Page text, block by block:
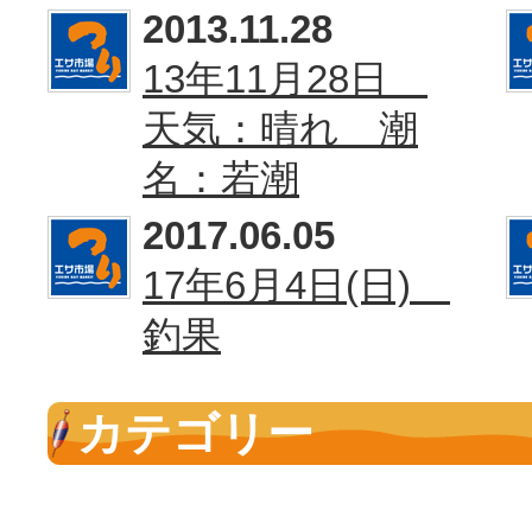
2013.11.28
13年11月28日
天気：晴れ 潮
名：若潮
2017.06.05
17年6月4日(日)
釣果
カテゴリー